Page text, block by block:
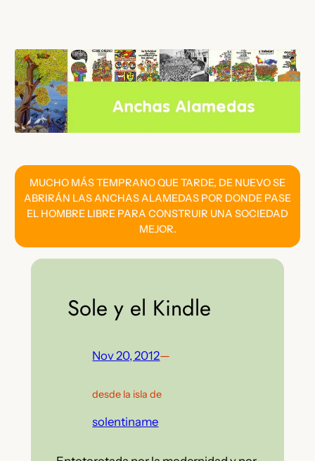
contenido
MUCHO MÁS TEMPRANO QUE TARDE, DE NUEVO SE
ABRIRÁN LAS ANCHAS ALAMEDAS POR DONDE PASE
EL HOMBRE LIBRE PARA CONSTRUIR UNA SOCIEDAD
MEJOR.
Sole y el Kindle
Nov 20, 2012—
desde la isla de
solentiname